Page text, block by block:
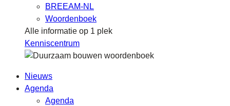
BREEAM-NL
Woordenboek
Alle informatie op 1 plek
Kenniscentrum
Nieuws
Agenda
Agenda